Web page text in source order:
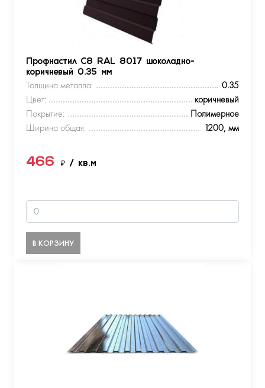
Профнастил С8 RAL 8017 шоколадно-
коричневый 0.35 мм
Толщина металла:
0.35
Цвет:
коричневый
Покрытие:
Полимерное
Ширина общая:
1200, мм
466 ₽ / кв.м
В КОРЗИНУ